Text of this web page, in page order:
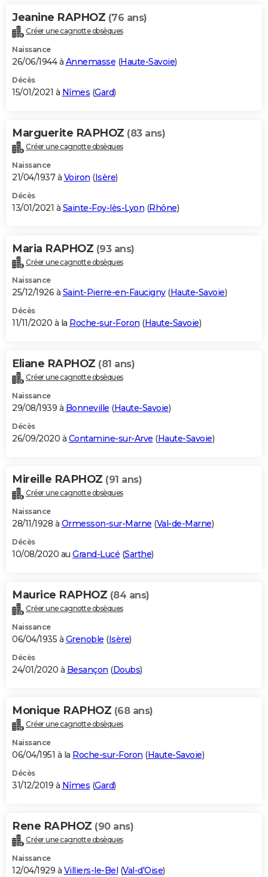
Jeanine RAPHOZ (76 ans)
Créer une cagnotte obsèques
Naissance
26/06/1944 à Annemasse (Haute-Savoie)
Décès
15/01/2021 à Nîmes (Gard)
Marguerite RAPHOZ (83 ans)
Créer une cagnotte obsèques
Naissance
21/04/1937 à Voiron (Isère)
Décès
13/01/2021 à Sainte-Foy-lès-Lyon (Rhône)
Maria RAPHOZ (93 ans)
Créer une cagnotte obsèques
Naissance
25/12/1926 à Saint-Pierre-en-Faucigny(Haute-Savoie)
Décès
11/11/2020 à la Roche-sur-Foron (Haute-Savoie)
Eliane RAPHOZ (81 ans)
Créer une cagnotte obsèques
Naissance
29/08/1939 à Bonneville (Haute-Savoie)
Décès
26/09/2020 à Contamine-sur-Arve (Haute-Savoie)
Mireille RAPHOZ (91 ans)
Créer une cagnotte obsèques
Naissance
28/11/1928 à Ormesson-sur-Marne (Val-de-Marne)
Décès
10/08/2020 au Grand-Lucé (Sarthe)
Maurice RAPHOZ (84 ans)
Créer une cagnotte obsèques
Naissance
06/04/1935 à Grenoble (Isère)
Décès
24/01/2020 à Besançon (Doubs)
Monique RAPHOZ (68 ans)
Créer une cagnotte obsèques
Naissance
06/04/1951 à la Roche-sur-Foron (Haute-Savoie)
Décès
31/12/2019 à Nîmes (Gard)
Rene RAPHOZ (90 ans)
Créer une cagnotte obsèques
Naissance
12/04/1929 à Villiers-le-Bel (Val-d'Oise)